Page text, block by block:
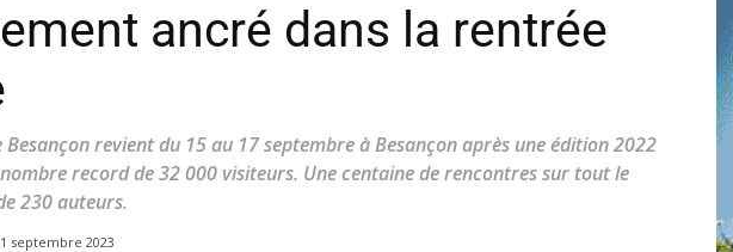
toute
ancré dans la rentrée
revient du 15 au 17 septembre à Besançon après une édition 2022
record de 32 000 visiteurs. Une centaine de rencontres sur tout le
230 auteurs.
septembre 2023